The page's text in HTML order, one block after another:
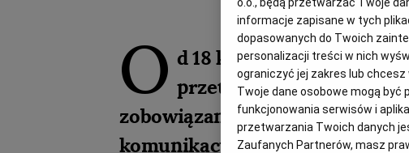
O d 18 kwietnia 2018
przetargów
zobowiązani do złożenia JEDZ
komunikacji elektronicznej. Jak
informacje zapisane w tych
dopasowanych do Twoich
personalizacji treści w nich
ograniczyć jej zakres lub chcesz
Twoje dane osobowe mogą
funkcjonowania serwisów i
przetwarzania Twoich danych
Zaufanych Partnerów, masz